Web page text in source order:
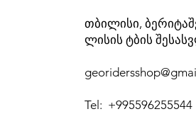
თბილისი,
ლისის ტბის
Tel: +995596255544